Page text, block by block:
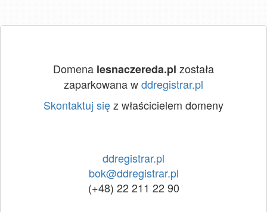
Domena lesnaczereda.pl została
zaparkowana wddregistrar.pl
Skontaktuj sięz właścicielem domeny
ddregistrar.pl
bok@ddregistrar.pl
(+48) 22 211 22 90